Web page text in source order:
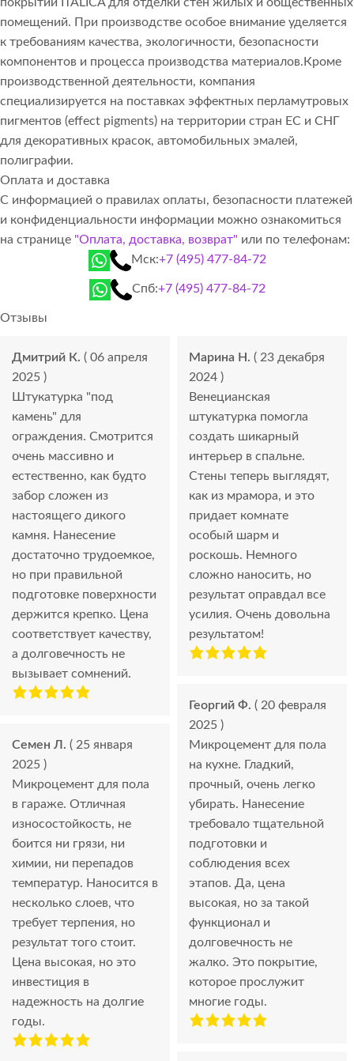
помещений. При производстве особое внимание уделяется
к требованиям качества, экологичности, безопасности
компонентов и процесса производства материалов.Кроме
производственной деятельности, компания
специализируется на поставках эффектных перламутровых
пигментов (effect pigments) на территории стран ЕС и СНГ
для декоративных красок, автомобильных эмалей,
полиграфии.
Оплата и доставка
С информацией о правилах оплаты, безопасности платежей
и конфиденциальности информации можно ознакомиться
на странице "Оплата, доставка, возврат" или по телефонам:
Мск:+7 (495) 477-84-72
Спб:+7 (495) 477-84-72
Отзывы
Дмитрий К. ( 06 апреля
2025 )
Штукатурка "под
камень" для
ограждения. Смотрится
очень массивно и
естественно, как будто
забор сложен из
настоящего дикого
камня. Нанесение
достаточно трудоемкое,
но при правильной
подготовке поверхности
держится крепко. Цена
соответствует качеству,
а долговечность не
вызывает сомнений.
Семен Л. ( 25 января
2025 )
Микроцемент для пола
в гараже. Отличная
износостойкость, не
боится ни грязи, ни
химии, ни перепадов
температур. Наносится в
несколько слоев, что
требует терпения, но
результат того стоит.
Цена высокая, но это
инвестиция в
надежность на долгие
годы.
Марина Н. ( 23 декабря
2024 )
Венецианская
штукатурка помогла
создать шикарный
интерьер в спальне.
Стены теперь выглядят,
как из мрамора, и это
придает комнате
особый шарм и
роскошь. Немного
сложно наносить, но
результат оправдал все
усилия. Очень довольна
результатом!
Георгий Ф. ( 20 февраля
2025 )
Микроцемент для пола
на кухне. Гладкий,
прочный, очень легко
убирать. Нанесение
требовало тщательной
подготовки и
соблюдения всех
этапов. Да, цена
высокая, но за такой
функционал и
долговечность не
жалко. Это покрытие,
которое прослужит
многие годы.